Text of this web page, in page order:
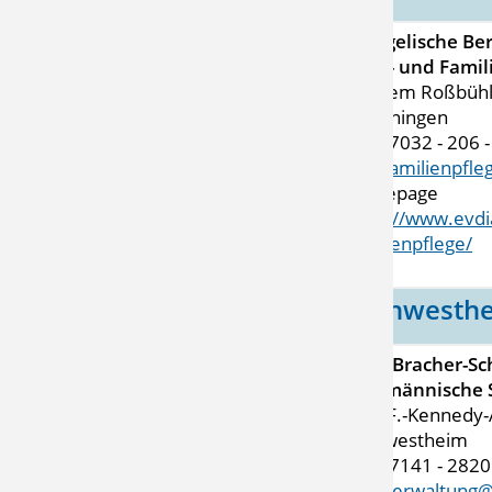
Evangelische
Haus- und
Auf dem
Münchingen
Tel. 07032 - 206
Homepage
https://
familienpflege/
Erich-Bracher-
Kaufmännische
John-F.-
Kornwestheim
Tel. 07141 -